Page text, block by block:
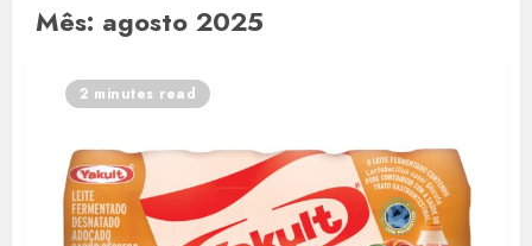
Mês: agosto 2025
2 minutes read